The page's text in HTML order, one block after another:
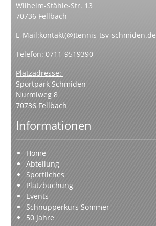
Wilhelm-Stähle-Str. 13
70736 Fellbach
E-Mail:kontakt(@)tennis-tsv-schmiden.de
Telefon: 0711-9519390
Platzadresse:
Sportpark Schmiden
Nurmiweg 8
70736 Fellbach
Informationen
Home
Abteilung
Sportliches
Platzbuchung
Events
Schnupperkurs Sommer
50 Jahre